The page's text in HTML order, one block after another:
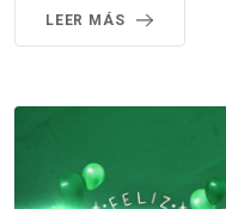
LEER MÁS